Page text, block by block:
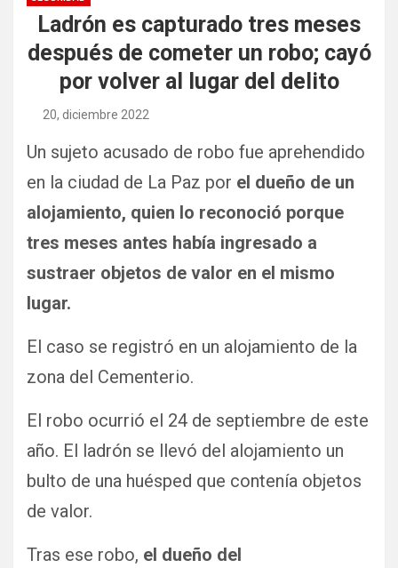
Ladrón es capturado tres meses
después de cometer un robo; cayó
por volver al lugar del delito
20, diciembre 2022
Un sujeto acusado de robo fue aprehendido
en la ciudad de La Paz por el dueño de un
alojamiento, quien lo reconoció porque
tres meses antes había ingresado a
sustraer objetos de valor en el mismo
lugar.
El caso se registró en un alojamiento de la
zona del Cementerio.
El robo ocurrió el 24 de septiembre de este
año. El ladrón se llevó del alojamiento un
bulto de una huésped que contenía objetos
de valor.
Tras ese robo, el dueño del